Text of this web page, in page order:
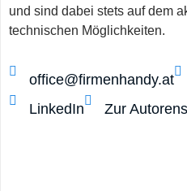
und sind dabei stets auf dem
technischen Möglichkeiten.
office@firmenhandy.at
LinkedIn
Zur